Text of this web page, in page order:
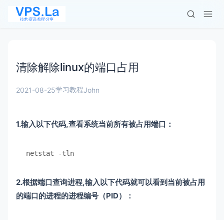
清除解除linux的端口占用
2021-08-25学习教程John
1.输入以下代码,查看系统当前所有被占用端口：
netstat -tln
2.根据端口查询进程,输入以下代码就可以看到当前被占用
的端口的进程的进程编号（PID）：